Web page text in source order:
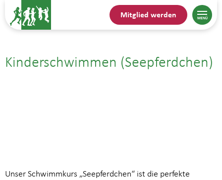
Mitglied werden
Kinderschwimmen (Seepferdchen)
Unser Schwimmkurs „Seepferdchen“ ist die perfekte